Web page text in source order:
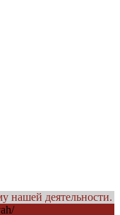
нашей деятельности.